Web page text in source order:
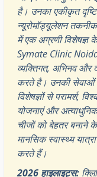
है। उनका एकीकृत
न्यूरोमॉड्यूलेशन
में एक अग्रणी विशेषज्ञ
Symate Clinic
व्यक्तिगत, अभिनव और
करते है। उनकी सेवाओं
विशेषज्ञों से परामर्श,
योजनाएं और
चीजों को बेहतर बनाने
मानसिक स्वास्थ्य
करते हैं।
2026 हाइलाइट्स: